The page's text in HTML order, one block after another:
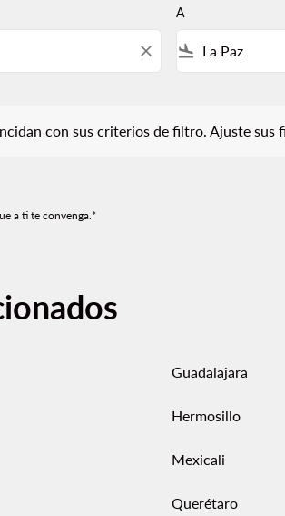
close
A
flight_land
con sus criterios de filtro. Ajuste sus
a ti te convenga.*
Guadalajara
Hermosillo
Mexicali
Querétaro